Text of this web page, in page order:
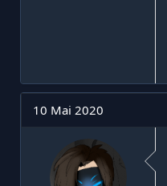
10 Mai 2020